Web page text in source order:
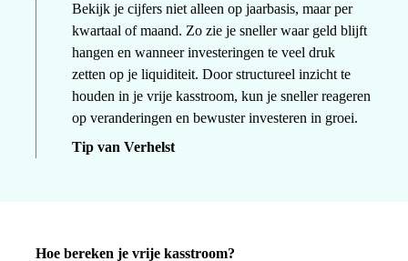
Bekijk je cijfers niet alleen op jaarbasis, maar per
kwartaal of maand. Zo zie je sneller waar geld blijft
hangen en wanneer investeringen te veel druk
zetten op je liquiditeit. Door structureel inzicht te
houden in je vrije kasstroom, kun je sneller reageren
op veranderingen en bewuster investeren in groei.
Tip van Verhelst
Hoe bereken je vrije kasstroom?